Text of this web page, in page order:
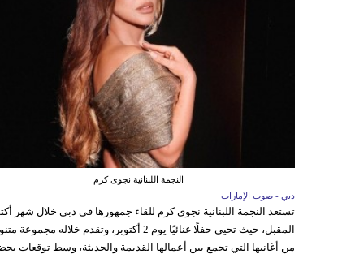
النجمة اللبنانية نجوى كرم
دبي - صوت الإمارات
تستعد النجمة اللبنانية نجوى كرم للقاء جمهورها في دبي خلال شهر
المقبل، حيث تحيي حفلًا غنائيًا يوم 2 أكتوبر، وتقدم خلاله مجموعة
من أغانيها التي تجمع بين أعمالها القديمة والحديثة، وسط توقعات